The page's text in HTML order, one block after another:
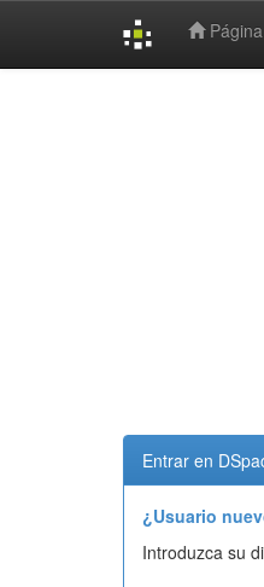
Entrar en
¿Usuario
Introduzca su